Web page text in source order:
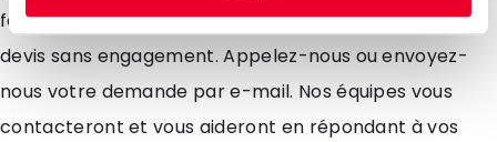
format ou imprimer votre logo. Demandez-nous un
devis sans engagement. Appelez-nous ou envoyez-
nous votre demande par e-mail. Nos équipes vous
contacteront et vous aideront en répondant à vos